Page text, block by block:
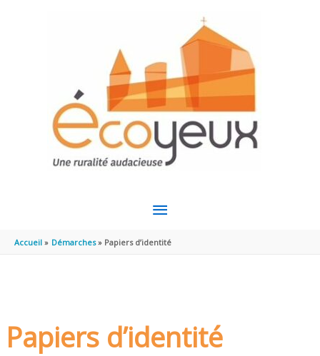
MENU
PRINCIPAL
Accueil Démarches Papiers d’identité
Papiers d’identité